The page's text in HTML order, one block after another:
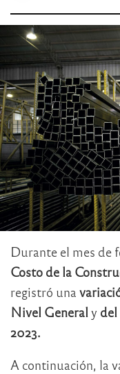
Durante el mes de
Costo de la
registró una
Nivel General y del
2023.
A continuación, la